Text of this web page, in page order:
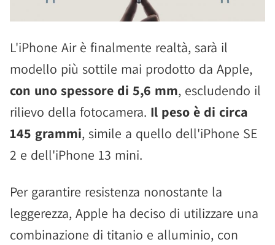
L'iPhone Air è finalmente realtà, sarà il
modello più sottile mai prodotto da Apple,
con uno spessore di 5,6 mm, escludendo il
rilievo della fotocamera. Il peso è di circa
145 grammi, simile a quello dell'iPhone SE
2 e dell'iPhone 13 mini.
Per garantire resistenza nonostante la
leggerezza, Apple ha deciso di utilizzare una
combinazione di titanio e alluminio, con